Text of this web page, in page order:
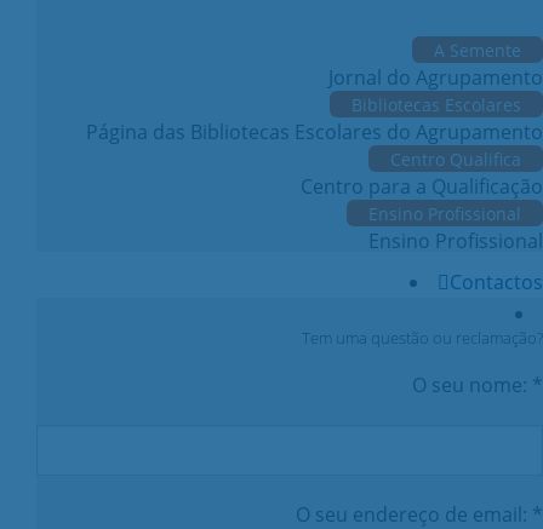
A Semente
Jornal do Agrupamento
Bibliotecas Escolares
Página das Bibliotecas Escolares do Agrupamento
Centro Qualifica
Centro para a Qualificação
Ensino Profissional
Ensino Profissional
Contactos
Tem uma questão ou reclamação?
O seu nome: *
O seu endereço de email: *